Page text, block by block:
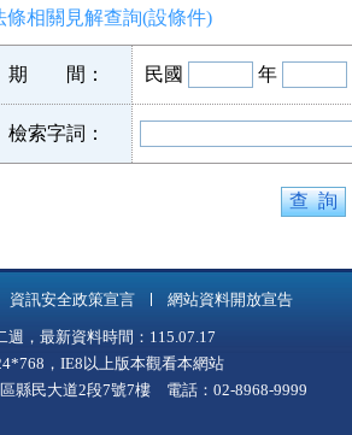
條相關見解查詢(設條件)
期 間： 民國 年
檢索字詞：
資訊安全政策宣言 網站資料開放宣告
週，最新資料時間：115.07.17
，IE8以上版本觀看本網站
縣民大道2段7號7樓 電話：02-8968-9999